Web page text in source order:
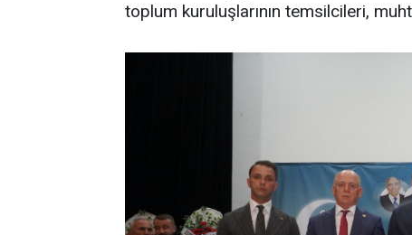
toplum kuruluşlarının temsilcileri,